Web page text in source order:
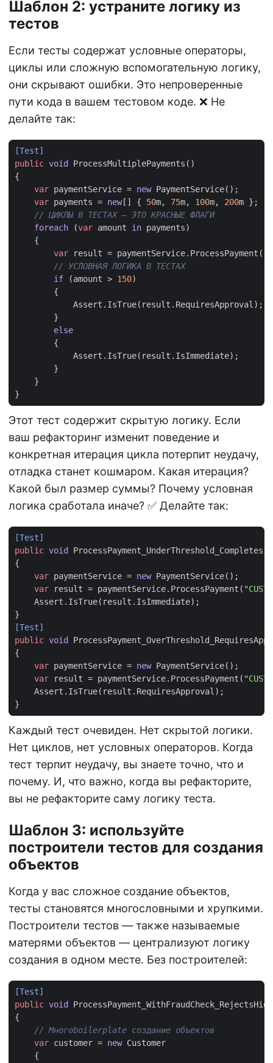
Шаблон 2: устраните логику из
тестов
Если тесты содержат условные операторы,
циклы или сложную вспомогательную логику,
они скрывают ошибки. Это непроверенные
пути кода в вашем тестовом коде. ❌ Не
делайте так:
[Test]
public void ProcessMultiplePayments ()
{
var paymentService = new PaymentService();
var payments = new[] { 50m, 75m, 100m, 200m };
// ЦИКЛЫ В ТЕСТАХ — ЭТО КРАСНЫЕ ФЛАГИ
foreach
(var amount in payments)
{
var
result = paymentService. ProcessPayment (
// УСЛОВНАЯ ЛОГИКА В ТЕСТАХ
if
(amount > 150)
{
Assert . IsTrue( result . RequiresApproval);
}
else
{
Assert . IsTrue( result . IsImmediate);
}
}
}
Этот тест содержит скрытую логику. Если
ваш рефакторинг изменит поведение и
конкретная итерация цикла потерпит неудачу,
отладка станет кошмаром. Какая итерация?
Какой был размер суммы? Почему условная
логика сработала иначе? ✅ Делайте так:
[Test]
public void
{
var paymentService = new PaymentService();
var
result = paymentService. ProcessPayment (
Assert . IsTrue( result . IsImmediate);
}
[Test]
public void
{
var paymentService = new PaymentService();
var
result = paymentService. ProcessPayment (
Assert . IsTrue( result . RequiresApproval);
}
Каждый тест очевиден. Нет скрытой логики.
Нет циклов, нет условных операторов. Когда
тест терпит неудачу, вы знаете точно, что и
почему. И, что важно, когда вы рефакторите,
вы не рефакторите саму логику теста.
Шаблон 3: используйте
построители тестов для создания
объектов
Когда у вас сложное создание объектов,
тесты становятся многословными и хрупкими.
Построители тестов — также называемые
матерями объектов — централизуют логику
создания в одном месте. Без построителей:
[Test]
public void
{
// Многоboilerplate создание объектов
var customer = new Customer
{